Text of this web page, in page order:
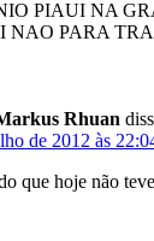
PIAUI NA
PARA
Rhuan
de 2012 às
que hoje não